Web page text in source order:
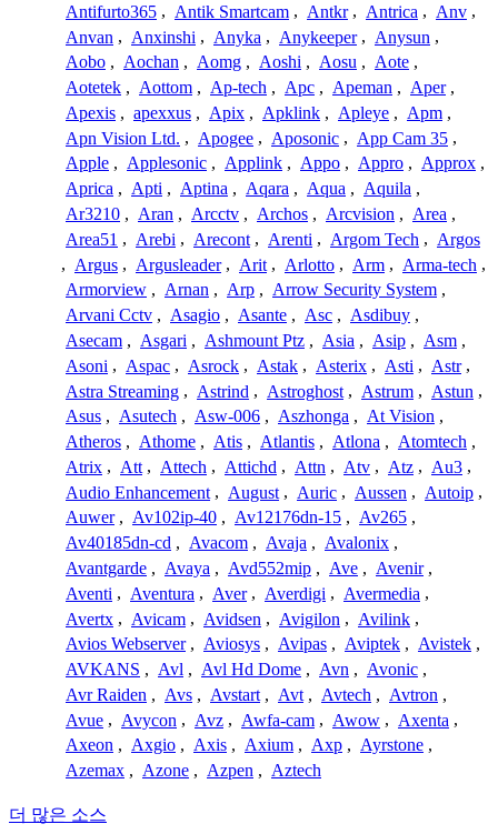
Antifurto365 , Antik Smartcam , Antkr , Antrica , Anv ,
Anvan , Anxinshi , Anyka , Anykeeper , Anysun ,
Aobo , Aochan , Aomg , Aoshi , Aosu , Aote ,
Aotetek , Aottom , Ap-tech , Apc , Apeman , Aper ,
Apexis , apexxus , Apix , Apklink , Apleye , Apm ,
Apn Vision Ltd. , Apogee , Aposonic , App Cam 35 ,
Apple , Applesonic , Applink , Appo , Appro , Approx ,
Aprica , Apti , Aptina , Aqara , Aqua , Aquila ,
Ar3210 , Aran , Arcctv , Archos , Arcvision , Area ,
Area51 , Arebi , Arecont , Arenti , Argom Tech , Argos
, Argus , Argusleader , Arit , Arlotto , Arm , Arma-tech ,
Armorview , Arnan , Arp , Arrow Security System ,
Arvani Cctv , Asagio , Asante , Asc , Asdibuy ,
Asecam , Asgari , Ashmount Ptz , Asia , Asip , Asm ,
Asoni , Aspac , Asrock , Astak , Asterix , Asti , Astr ,
Astra Streaming , Astrind , Astroghost , Astrum , Astun ,
Asus , Asutech , Asw-006 , Aszhonga , At Vision ,
Atheros , Athome , Atis , Atlantis , Atlona , Atomtech ,
Atrix , Att , Attech , Attichd , Attn , Atv , Atz , Au3 ,
Audio Enhancement , August , Auric , Aussen , Autoip ,
Auwer , Av102ip-40 , Av12176dn-15 , Av265 ,
Av40185dn-cd , Avacom , Avaja , Avalonix ,
Avantgarde , Avaya , Avd552mip , Ave , Avenir ,
Aventi , Aventura , Aver , Averdigi , Avermedia ,
Avertx , Avicam , Avidsen , Avigilon , Avilink ,
Avios Webserver , Aviosys , Avipas , Aviptek , Avistek ,
AVKANS , Avl , Avl Hd Dome , Avn , Avonic ,
Avr Raiden , Avs , Avstart , Avt , Avtech , Avtron ,
Avue , Avycon , Avz , Awfa-cam , Awow , Axenta ,
Axeon , Axgio , Axis , Axium , Axp , Ayrstone ,
Azemax , Azone , Azpen , Aztech
더 많은 소스